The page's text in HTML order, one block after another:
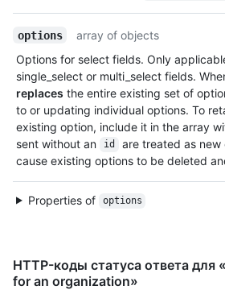
options
array of objects
Options for select fields. Only
single_select or multi_select fields.
replaces the entire existing set of
to or updating individual options. To
existing option, include it in the array
sent without an
id
are treated as
cause existing options to be deleted
Properties of options
HTTP-коды статуса ответа для
for an organization»